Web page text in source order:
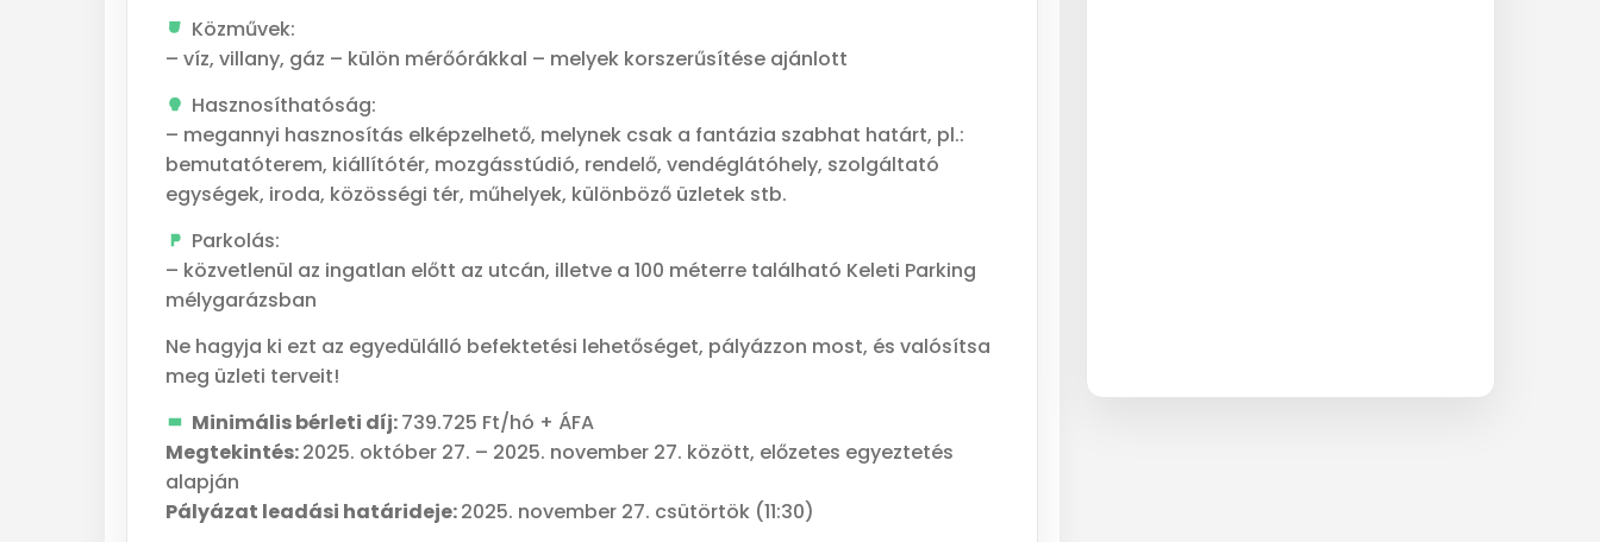
Közművek:
– víz, villany, gáz – külön mérőórákkal – melyek korszerűsítése ajánlott
Hasznosíthatóság:
– megannyi hasznosítás elképzelhető, melynek csak a fantázia szabhat határt, pl.:
bemutatóterem, kiállítótér, mozgásstúdió, rendelő, vendéglátóhely, szolgáltató
egységek, iroda, közösségi tér, műhelyek, különböző üzletek stb.
Parkolás:
– közvetlenül az ingatlan előtt az utcán, illetve a 100 méterre található Keleti Parking
mélygarázsban
Ne hagyja ki ezt az egyedülálló befektetési lehetőséget, pályázzon most, és valósítsa
meg üzleti terveit!
Minimális bérleti díj:739.725 Ft/hó + ÁFA
Megtekintés:2025. október 27. – 2025. november 27. között, előzetes egyeztetés
alapján
Pályázat leadási határideje:2025. november 27. csütörtök (11:30)